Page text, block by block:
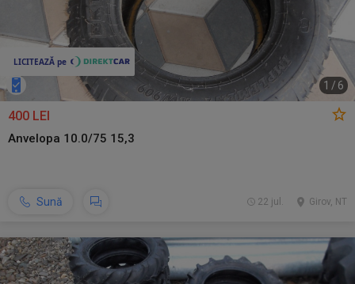
1 / 6
400 LEI
Anvelopa 10.0/75 15,3
Sună Girov, NT
22 jul.